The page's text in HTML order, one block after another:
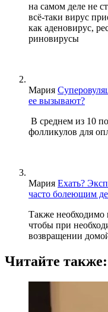
на самом деле не
всё-таки вирус
как аденовирус,
риновирусы
Мария
ее вызывают?
В среднем из 10
фолликулов для
Мария Ехать?
часто болеющим
Также необходимо
чтобы при
возвращении
Читайте также: